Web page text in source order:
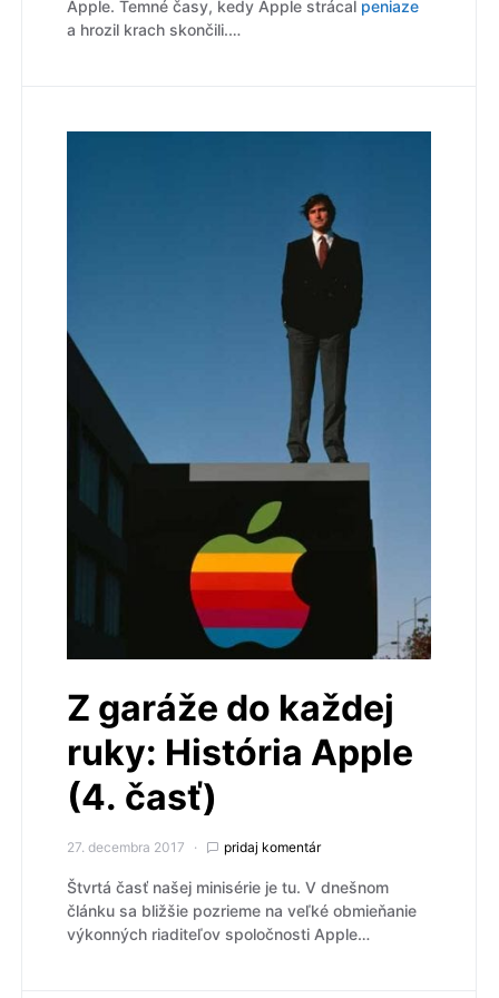
Apple. Temné časy, kedy Apple strácal peniaze
a hrozil krach skončili.…
Z garáže do každej
ruky: História Apple
(4. časť)
27. decembra 2017 pridaj komentár
Štvrtá časť našej minisérie je tu. V dnešnom
článku sa bližšie pozrieme na veľké obmieňanie
výkonných riaditeľov spoločnosti Apple…